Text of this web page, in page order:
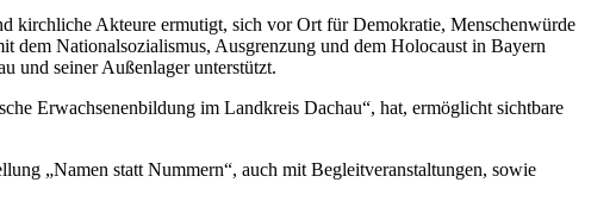
kirchliche Akteure ermutigt, sich vor Ort für Demokratie, Menschenwürde
dem Nationalsozialismus, Ausgrenzung und dem Holocaust in Bayern
und seiner Außenlager unterstützt.
Erwachsenenbildung im Landkreis Dachau“, hat, ermöglicht sichtbare
„Namen statt Nummern“, auch mit Begleitveranstaltungen, sowie